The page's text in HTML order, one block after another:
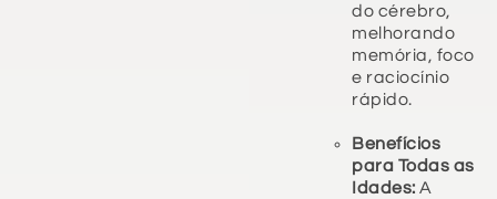
do cérebro,
melhorando
memória, foco
e raciocínio
rápido.
Benefícios
para Todas as
Idades: A